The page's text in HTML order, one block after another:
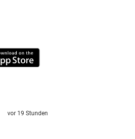
vor 19 Stunden